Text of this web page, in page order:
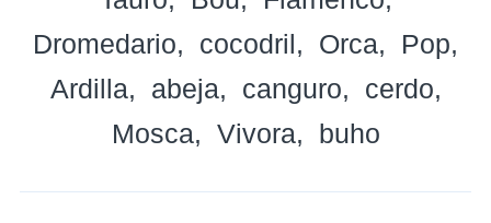
Dromedario
cocodril Orca
Pop
Ardilla
abeja canguro
cerdo
Mosca
Vivora buho